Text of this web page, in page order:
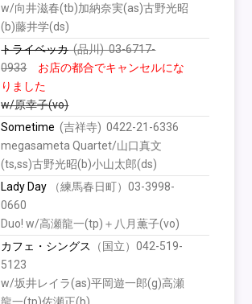
w/向井滋春(tb)加納奈実(as)古野光昭
(b)藤井学(ds)
トライベッカ(品川) 03-6717-
0933
お店の都合でキャンセルにな
りました
w/原幸子(vo)
Sometime (吉祥寺) 0422-21-6336
megasameta Quartet/山口真文
(ts,ss)古野光昭(b)小山太郎(ds)
Lady Day （練馬春日町）03-3998-
0660
Duo! w/高瀬龍一(tp)＋八月薫子(vo)
カフェ・シングス
（国立）042-519-
5123
w/坂井レイラ(as)平岡遊一郎(g)高瀬